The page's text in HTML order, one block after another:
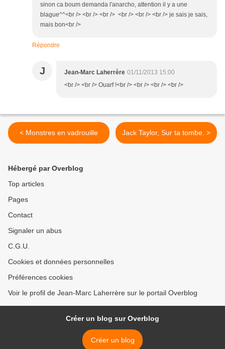
sinon ca boum demanda l'anarcho, attention il y a une
blague^^<br /> <br /> <br /> <br /> <br /> <br /> je sais je sais,
mais bon<br />
Répondre
J Jean-Marc Laherrère 01/11/2013 15:00
<br /> <br /> Ouarf !<br /> <br /> <br /> <br />
< Monstres en vadrouille Jack Taylor, Sur ta tombe. >
Hébergé par Overblog
Top articles
Pages
Contact
Signaler un abus
C.G.U.
Cookies et données personnelles
Préférences cookies
Voir le profil de Jean-Marc Laherrère sur le portail Overblog
Créer un blog sur Overblog
Créer un blog